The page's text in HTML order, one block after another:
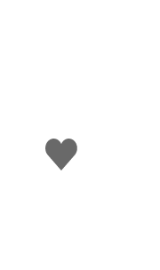
Mi
piace